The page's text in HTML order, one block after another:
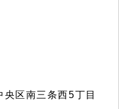
区南三条西5丁目